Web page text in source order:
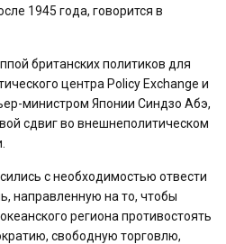
1945 года, говорится в
британских политиков для
центра Policy Exchange и
министром Японии Синдзо Абэ,
сдвиг во внешнеполитическом
с необходимостью отвести
направленную на то, чтобы
региона противостоять
свободную торговлю,